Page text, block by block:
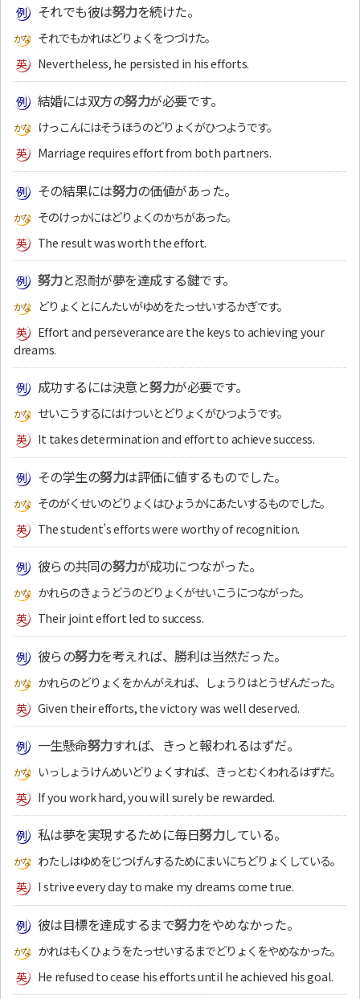
それでも彼は努力を続けた。
それでもかれはどりょくをつづけた。
Nevertheless, he persisted in his efforts.
結婚には双方の努力が必要です。
けっこんにはそうほうのどりょくがひつようです。
Marriage requires effort from both partners.
その結果には努力の価値があった。
そのけっかにはどりょくのかちがあった。
The result was worth the effort.
努力と忍耐が夢を達成する鍵です。
どりょくとにんたいがゆめをたっせいするかぎです。
Effort and perseverance are the keys to achieving your
dreams.
成功するには決意と努力が必要です。
せいこうするにはけついとどりょくがひつようです。
It takes determination and effort to achieve success.
その学生の努力は評価に値するものでした。
そのがくせいのどりょくはひょうかにあたいするものでした。
The student’s efforts were worthy of recognition.
彼らの共同の努力が成功につながった。
かれらのきょうどうのどりょくがせいこうにつながった。
Their joint effort led to success.
彼らの努力を考えれば、勝利は当然だった。
かれらのどりょくをかんがえれば、しょうりはとうぜんだった。
Given their efforts, the victory was well deserved.
一生懸命努力すれば、きっと報われるはずだ。
いっしょうけんめいどりょくすれば、きっとむくわれるはずだ。
If you work hard, you will surely be rewarded.
私は夢を実現するために毎日努力している。
わたしはゆめをじつげんするためにまいにちどりょくしている。
I strive every day to make my dreams come true.
彼は目標を達成するまで努力をやめなかった。
かれはもくひょうをたっせいするまでどりょくをやめなかった。
He refused to cease his efforts until he achieved his goal.